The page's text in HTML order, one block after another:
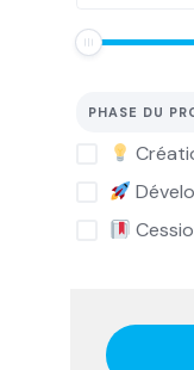
PHASE DU